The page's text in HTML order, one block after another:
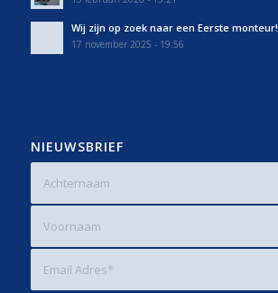
Wij zijn op zoek naar een Eerste monteur!
17 november 2025 - 19:56
NIEUWSBRIEF